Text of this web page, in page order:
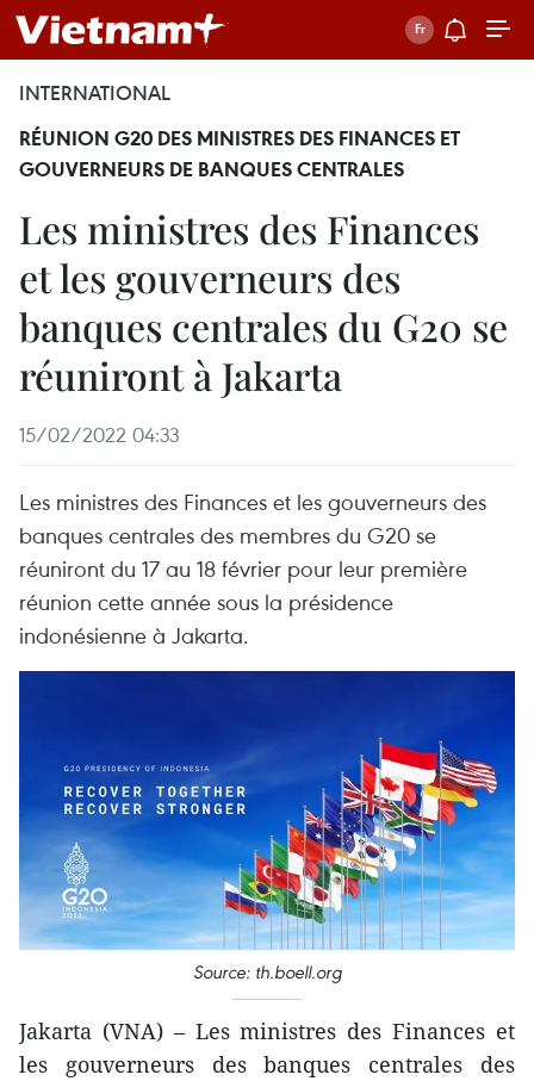
INTERNATIONAL
RÉUNION G20 DES MINISTRES DES FINANCES ET
GOUVERNEURS DE BANQUES CENTRALES
Les ministres des Finances
et les gouverneurs des
banques centrales du G20 se
réuniront à Jakarta
15/02/2022 04:33
Les ministres des Finances et les gouverneurs des
banques centrales des membres du G20 se
réuniront du 17 au 18 février pour leur première
réunion cette année sous la présidence
indonésienne à Jakarta.
Source: th.boell.org
Jakarta (VNA) – Les ministres des Finances et
les gouverneurs des banques centrales des